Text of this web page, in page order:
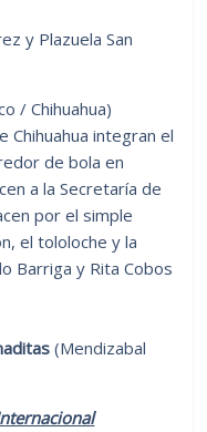
y Plazuela San
/ Chihuahua)
integran el
de bola en
a la Secretaría de
por el simple
el tololoche y la
Barriga y Rita Cobos
(Mendizabal